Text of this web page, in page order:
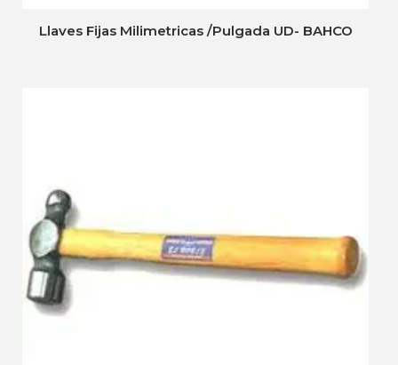
Llaves Fijas Milimetricas /Pulgada UD- BAHCO